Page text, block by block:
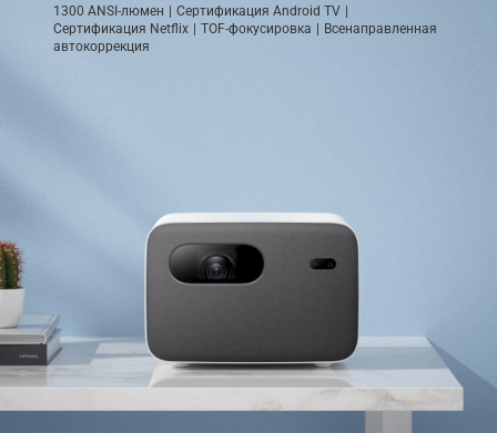
1300 ANSI-люмен
Сертификация Android TV
Сертификация Netflix
TOF-фокусировка
Всенаправленная
автокоррекция